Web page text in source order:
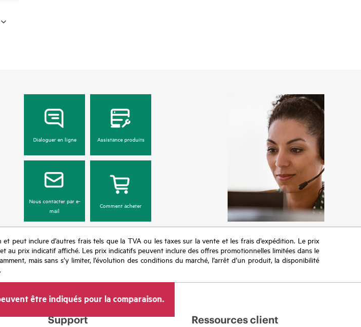
Dialoguer en ligne Assistance produits
Nous contacter par e-
mail
Comment acheter
peut inclure d’autres frais tels que la TVA ou les taxes sur la vente et les frais d’expédition. Le prix
au prix indicatif affiché. Les prix indicatifs peuvent inclure des offres promotionnelles limitées dans le
mais sans s’y limiter, l’évolution des conditions du marché, l’arrêt d’un produit, la disponibilité
être indiqués pour la comparaison.
Support Ressources client